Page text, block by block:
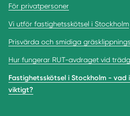
För privatpersoner
Vi utför fastighetsskötsel i Stockholm
Prisvärda och smidiga
Hur fungerar RUT-avdraget vid
Fastighetsskötsel i Stockholm -
viktigt?